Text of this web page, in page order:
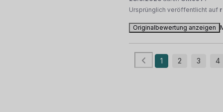
Ursprünglich veröffentlicht auf
Originalbewertung anzeigen
1 2 3 4